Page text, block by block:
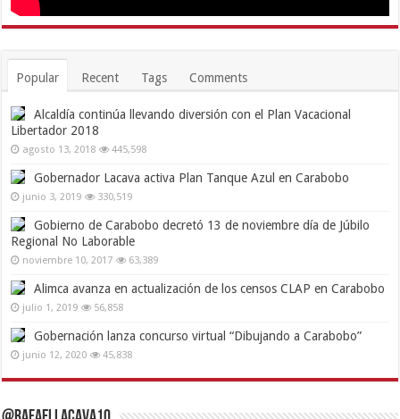
Popular Recent Tags Comments
Alcaldía continúa llevando diversión con el Plan Vacacional
Libertador 2018
agosto 13, 2018 445,598
Gobernador Lacava activa Plan Tanque Azul en Carabobo
junio 3, 2019 330,519
Gobierno de Carabobo decretó 13 de noviembre día de Júbilo
Regional No Laborable
noviembre 10, 2017 63,389
Alimca avanza en actualización de los censos CLAP en Carabobo
julio 1, 2019 56,858
Gobernación lanza concurso virtual “Dibujando a Carabobo”
junio 12, 2020 45,838